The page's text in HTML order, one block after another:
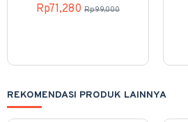
Rp71,280 Rp99,000
REKOMENDASI PRODUK LAINNYA